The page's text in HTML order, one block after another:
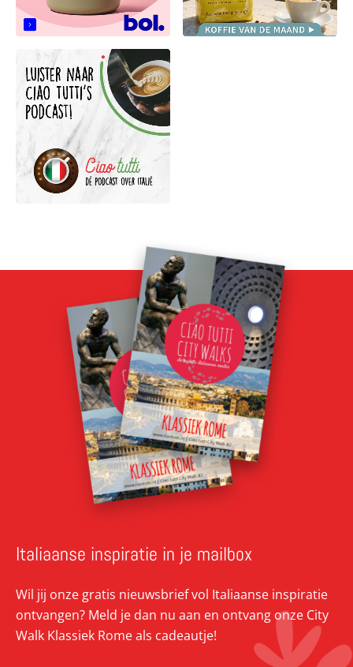
Italiaanse inspiratie in je mailbox
Wil jij onze gratis nieuwsbrief vol Italiaanse inspiratie
ontvangen? Meld je dan nu aan en ontvang onze City
Walk Klassiek Rome als cadeautje!